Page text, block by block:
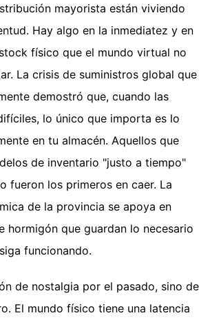
mayorista están viviendo
Hay algo en la inmediatez y en
físico que el mundo virtual no
La crisis de suministros global que
demostró que, cuando las
lo único que importa es lo
en tu almacén. Aquellos que
de inventario "justo a tiempo"
fueron los primeros en caer. La
de la provincia se apoya en
hormigón que guardan lo necesario
funcionando.
de nostalgia por el pasado, sino de
El mundo físico tiene una latencia